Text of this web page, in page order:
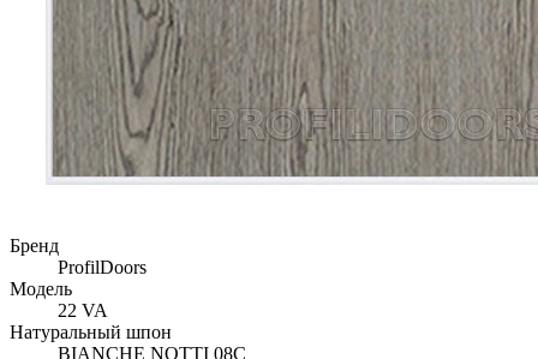
Бренд
ProfilDoors
Модель
22 VA
Натуральный шпон
BIANCHE NOTTI 08C